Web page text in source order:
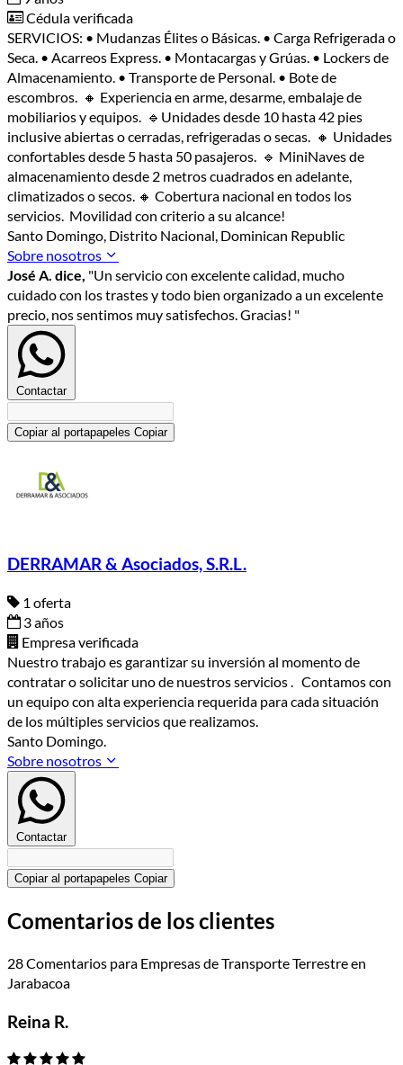
Cédula verificada
SERVICIOS: • Mudanzas Élites o Básicas. • Carga Refrigerada o
Seca. • Acarreos Express. • Montacargas y Grúas. • Lockers de
Almacenamiento. • Transporte de Personal. • Bote de
escombros. 🔸 Experiencia en arme, desarme, embalaje de
mobiliarios y equipos. 🔹Unidades desde 10 hasta 42 pies
inclusive abiertas o cerradas, refrigeradas o secas. 🔸 Unidades
confortables desde 5 hasta 50 pasajeros. 🔹 MiniNaves de
almacenamiento desde 2 metros cuadrados en adelante,
climatizados o secos. 🔸 Cobertura nacional en todos los
servicios. Movilidad con criterio a su alcance!
Santo Domingo, Distrito Nacional, Dominican Republic
Sobre nosotros
José A. dice, "Un servicio con excelente calidad, mucho
cuidado con los trastes y todo bien organizado a un excelente
precio, nos sentimos muy satisfechos. Gracias! "
Contactar
Copiar al portapapeles Copiar
DERRAMAR & Asociados, S.R.L.
1 oferta
3 años
Empresa verificada
Nuestro trabajo es garantizar su inversión al momento de
contratar o solicitar uno de nuestros servicios . Contamos con
un equipo con alta experiencia requerida para cada situación
de los múltiples servicios que realizamos.
Santo Domingo.
Sobre nosotros
Contactar
Copiar al portapapeles Copiar
Comentarios de los clientes
28 Comentarios para Empresas de Transporte Terrestre en
Jarabacoa
Reina R.